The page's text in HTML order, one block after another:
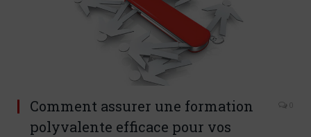
Comment assurer une formation
polyvalente efficace pour vos
0